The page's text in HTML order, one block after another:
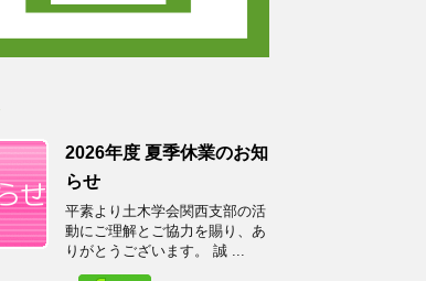
2026年度 夏季休業のお知
らせ
平素より土木学会関西支部の活
動にご理解とご協力を賜り、あ
りがとうございます。 誠 ...